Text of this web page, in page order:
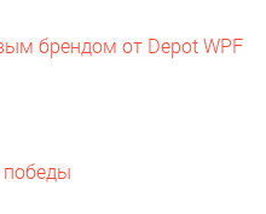
брендом от Depot WPF
победы